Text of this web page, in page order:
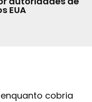
e
EUA
cobria